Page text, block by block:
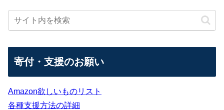
寄付・支援のお願い
Amazon欲しいものリスト
各種支援方法の詳細